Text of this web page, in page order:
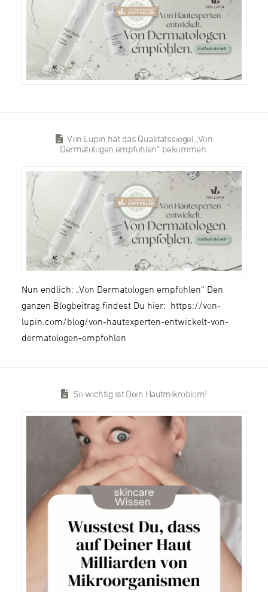
Von Lupin hat das Qualitätssiegel „Von
Dermatologen empfohlen“ bekommen.
Nun endlich: „Von Dermatologen empfohlen“ Den
ganzen Blogbeitrag findest Du hier: https://von-
lupin.com/blog/von-hautexperten-entwickelt-von-
dermatologen-empfohlen
So wichtig ist Dein Hautmikrobiom!